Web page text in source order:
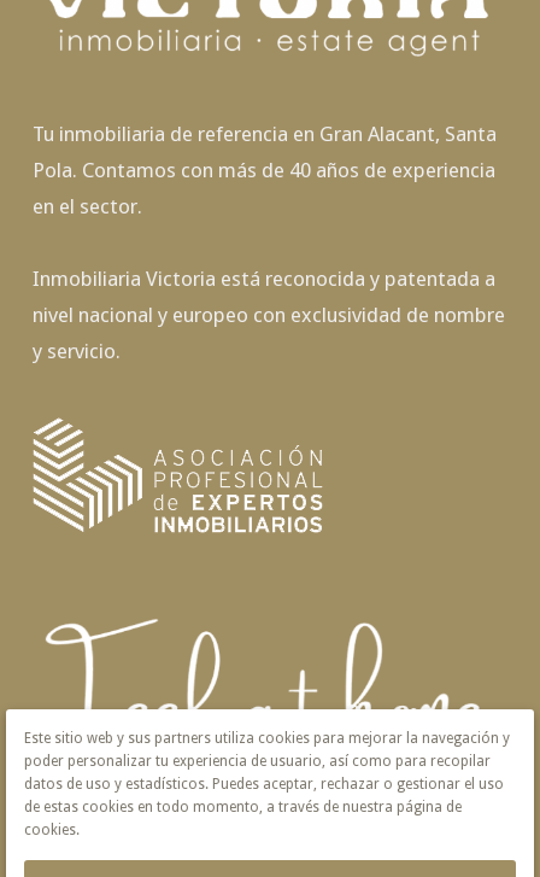
Tu inmobiliaria de referencia en Gran Alacant, Santa
Pola. Contamos con más de 40 años de experiencia
en el sector.
Inmobiliaria Victoria está reconocida y patentada a
nivel nacional y europeo con exclusividad de nombre
y servicio.
Este sitio web y sus partners utiliza cookies para mejorar la navegación y
poder personalizar tu experiencia de usuario, así como para recopilar
datos de uso y estadísticos. Puedes aceptar, rechazar o gestionar el uso
de estas cookies en todo momento, a través de nuestra página de
cookies.